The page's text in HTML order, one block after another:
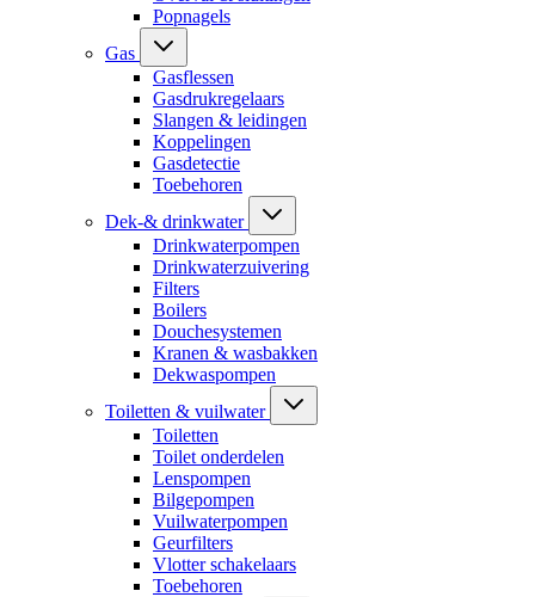
Popnagels
Gas
Gasflessen
Gasdrukregelaars
Slangen & leidingen
Koppelingen
Gasdetectie
Toebehoren
Dek-& drinkwater
Drinkwaterpompen
Drinkwaterzuivering
Filters
Boilers
Douchesystemen
Kranen & wasbakken
Dekwaspompen
Toiletten & vuilwater
Toiletten
Toilet onderdelen
Lenspompen
Bilgepompen
Vuilwaterpompen
Geurfilters
Vlotter schakelaars
Toebehoren